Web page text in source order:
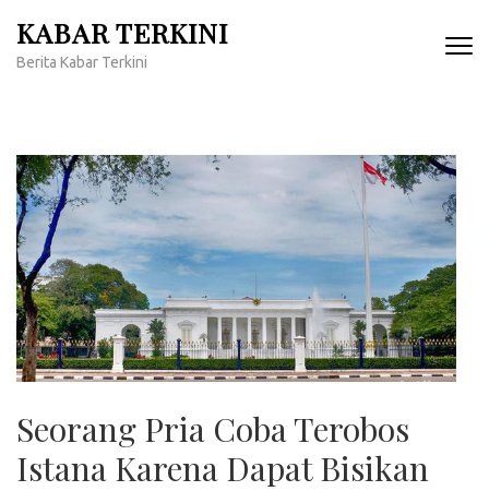
konten
KABAR TERKINI
Berita Kabar Terkini
Seorang Pria Coba Terobos
Istana Karena Dapat Bisikan